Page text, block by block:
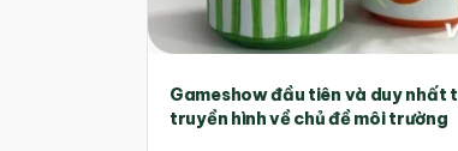
Gameshow đầu tiên và duy nhất
truyền hình về chủ đề môi trường